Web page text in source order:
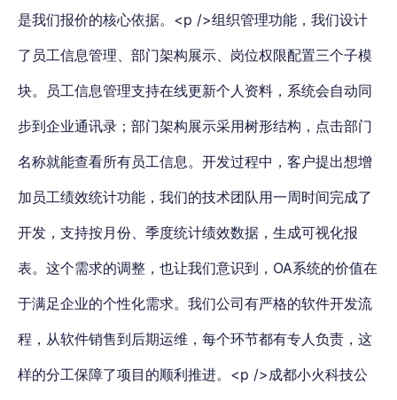
是我们报价的核心依据。<p />组织管理功能，我们设计
了员工信息管理、部门架构展示、岗位权限配置三个子模
块。员工信息管理支持在线更新个人资料，系统会自动同
步到企业通讯录；部门架构展示采用树形结构，点击部门
名称就能查看所有员工信息。开发过程中，客户提出想增
加员工绩效统计功能，我们的技术团队用一周时间完成了
开发，支持按月份、季度统计绩效数据，生成可视化报
表。这个需求的调整，也让我们意识到，OA系统的价值在
于满足企业的个性化需求。我们公司有严格的软件开发流
程，从软件销售到后期运维，每个环节都有专人负责，这
样的分工保障了项目的顺利推进。<p />成都小火科技公